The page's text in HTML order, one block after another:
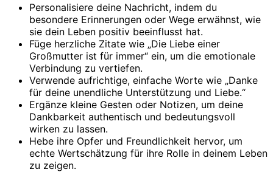
Personalisiere deine Nachricht, indem du
besondere Erinnerungen oder Wege erwähnst, wie
sie dein Leben positiv beeinflusst hat.
Füge herzliche Zitate wie „Die Liebe einer
Großmutter ist für immer“ ein, um die emotionale
Verbindung zu vertiefen.
Verwende aufrichtige, einfache Worte wie „Danke
für deine unendliche Unterstützung und Liebe.“
Ergänze kleine Gesten oder Notizen, um deine
Dankbarkeit authentisch und bedeutungsvoll
wirken zu lassen.
Hebe ihre Opfer und Freundlichkeit hervor, um
echte Wertschätzung für ihre Rolle in deinem Leben
zu zeigen.